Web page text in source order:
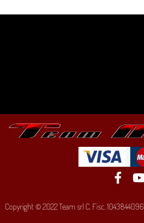
Copyright © 2022 Team srl C. Fisc.